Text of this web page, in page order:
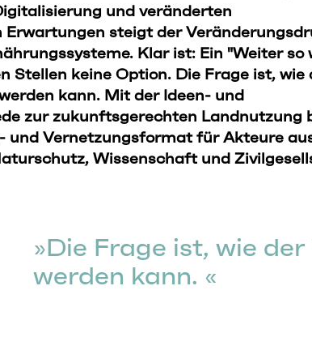
und veränderten
Erwartungen steigt der
Klar ist: Ein "Weiter so
Stellen keine Option. Die Frage ist, wie
kann. Mit der Ideen- und
zur zukunftsgerechten Landnutzung
und Vernetzungsformat für Akteure
Wissenschaft und
Die Frage ist, wie
werden kann.